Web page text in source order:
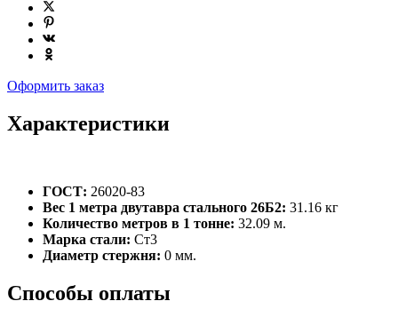
Оформить заказ
Характеристики
ГОСТ: 26020-83
Вес 1 метра двутавра стального 26Б2: 31.16 кг
Количество метров в 1 тонне: 32.09 м.
Марка стали: Ст3
Диаметр стержня: 0 мм.
Способы оплаты